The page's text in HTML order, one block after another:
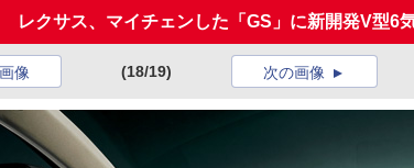
レクサス、マイチェンした「GS」に新開発V型6
像 (18/19) 次の画像